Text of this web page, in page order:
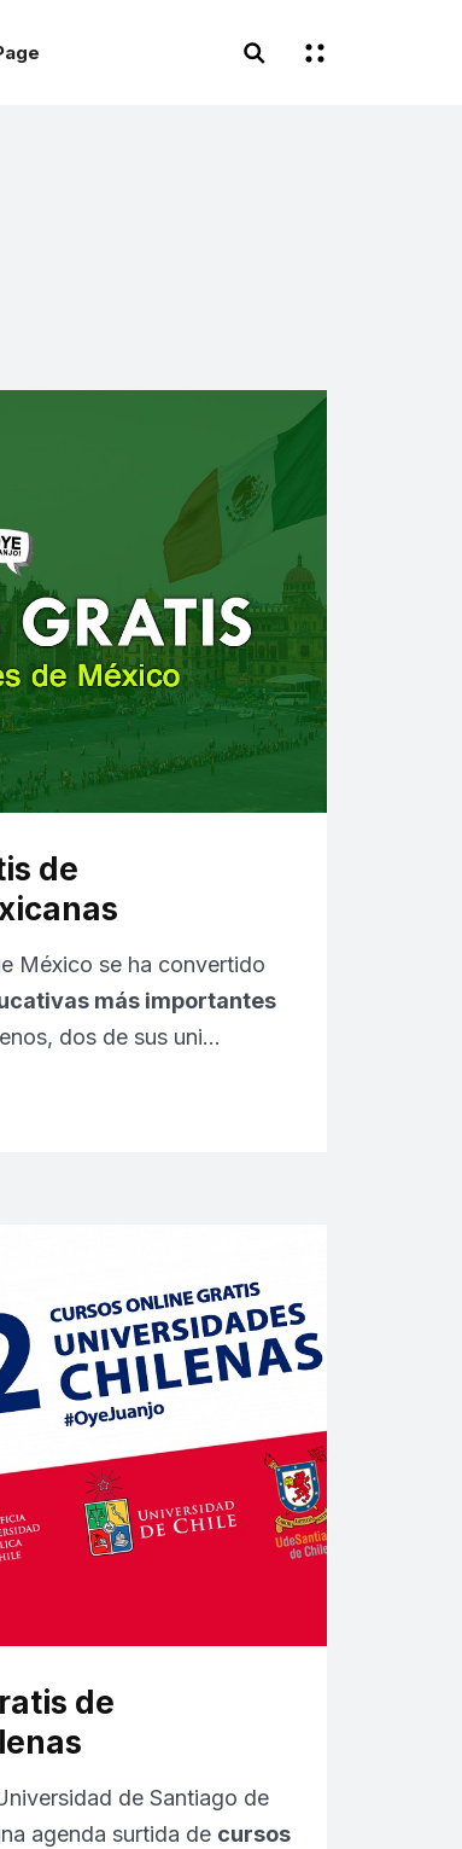
de
México se ha convertido
más importantes
dos de sus uni…
de
de Santiago de
agenda surtida de cursos